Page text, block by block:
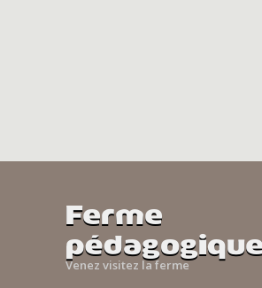
Ferme
pédagogique
Venez visitez la ferme